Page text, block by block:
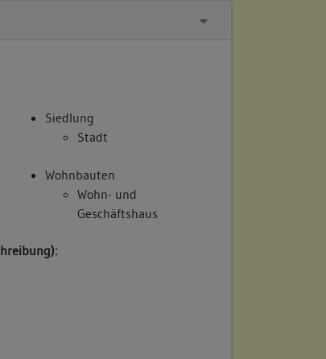
Siedlung
Stadt
Wohnbauten
Wohn- und
Geschäftshaus